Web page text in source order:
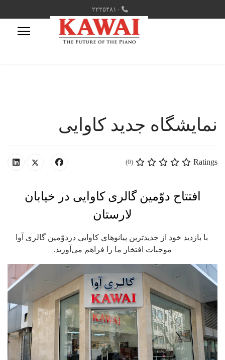
۲۲۲۵۴۸۱۰
نمایشگاه جدید کاوایی
Ratings
(0)
افتتاح دوّمین گالری کاوایی در خیابان
لارستان
با بازدید خود از جدیدترین پیانوهای کاوایی دردوّمین گالری آوا
موجبات افتخار ما را فراهم می‌آورید.